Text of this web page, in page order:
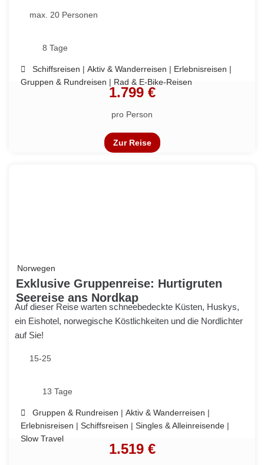
max. 20 Personen
8 Tage
Schiffsreisen | Aktiv & Wanderreisen | Erlebnisreisen |
Gruppen & Rundreisen | Rad & E-Bike-Reisen
1.799 €
pro Person
Zur Reise
Norwegen
Exklusive Gruppenreise: Hurtigruten
Seereise ans Nordkap
Auf dieser Reise warten schneebedeckte Küsten, Huskys,
ein Eishotel, norwegische Köstlichkeiten und die Nordlichter
auf Sie!
15-25
13 Tage
Gruppen & Rundreisen | Aktiv & Wanderreisen |
Erlebnisreisen | Schiffsreisen | Singles & Alleinreisende |
Slow Travel
1.519 €